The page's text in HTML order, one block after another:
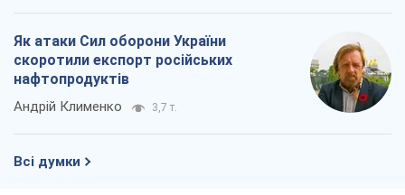
Як атаки Сил оборони України
скоротили експорт російських
нафтопродуктів
Андрій Клименко 3,7 т.
Всі думки